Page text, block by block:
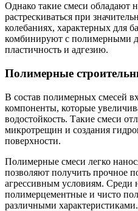
Однако такие смеси обладают
растрескиваться при
колебаниях, характерных для
комбинируют с полимерными
пластичность и адгезию.
Полимерные
В состав полимерных смесей
компоненты, которые
водостойкость. Такие смеси
микротрещин и создания
поверхности.
Полимерные смеси легко
позволяют получить прочное
агрессивным условиям. Среди
полимерцементные и чисто
различными характеристиками.